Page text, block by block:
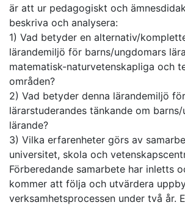
är att ur pedagogiskt och
beskriva och analysera:
1) Vad betyder en alternativ/
lärandemiljö för barns/ungdomars
matematisk-naturvetenskapliga och
områden?
2) Vad betyder denna lärandemiljö för
lärarstuderandes tänkande om
lärande?
3) Vilka erfarenheter görs av
universitet, skola och
Förberedande samarbete har inletts
kommer att följa och utvärdera
verksamhetsprocessen under två år.